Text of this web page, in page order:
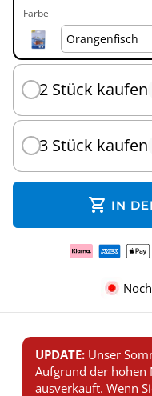
Farbe
2 Stück kaufen
3 Stück kaufen
shopping_cart IN
Noch
UPDATE: Unser
Aufgrund der hohen
ausverkauft. Wenn